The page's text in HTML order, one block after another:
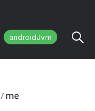
androidJvm
/me